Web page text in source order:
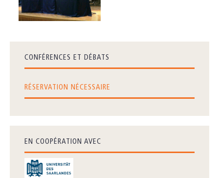
CONFÉRENCES ET DÉBATS
RÉSERVATION NÉCESSAIRE
EN COOPÉRATION AVEC